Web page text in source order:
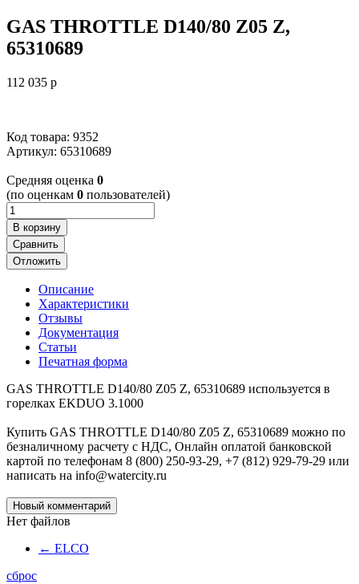
GAS THROTTLE D140/80 Z05 Z,
65310689
112 035 p
Код товара: 9352
Артикул: 65310689
Cредняя оценка 0
(по оценкам 0 пользователей)
В корзину
Сравнить
Отложить
Описание
Характеристики
Отзывы
Документация
Статьи
Печатная форма
GAS THROTTLE D140/80 Z05 Z, 65310689 используется в
горелках EKDUO 3.1000
Купить GAS THROTTLE D140/80 Z05 Z, 65310689 можно по
безналичному расчету с НДС, Онлайн оплатой банковской
картой по телефонам 8 (800) 250-93-29, +7 (812) 929-79-29 или
написать на info@watercity.ru
Новый комментарий
Нет файлов
← ELCO
сброс